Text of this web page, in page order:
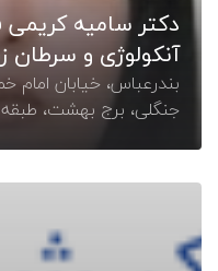
دکتر سامیه
آنکولوژی و سرطان
بندرعباس، خیابان امام
جنگلی، برج بهشت، طبقه 2